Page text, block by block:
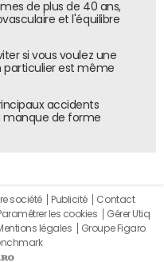
de plus de 40 ans,
et l'équilibre
si vous voulez une
particulier est même
accidents
manque de forme
société Publicité
Contact
les cookies
Gérer Utiq
légales
Groupe Figaro